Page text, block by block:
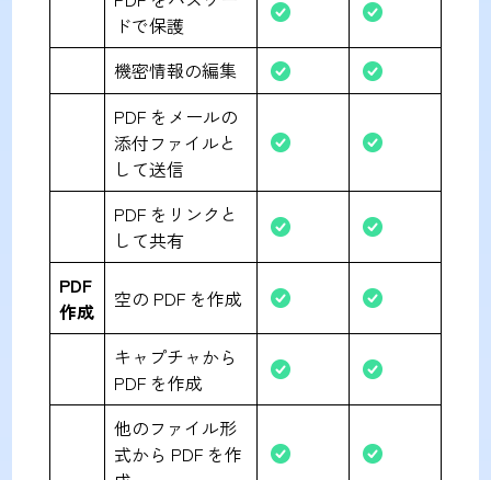
ドで保護
機密情報の編集
PDF をメールの
添付ファイルと
して送信
PDF をリンクと
して共有
PDF
作成
空の PDF を作成
キャプチャから
PDF を作成
他のファイル形
式から PDF を作